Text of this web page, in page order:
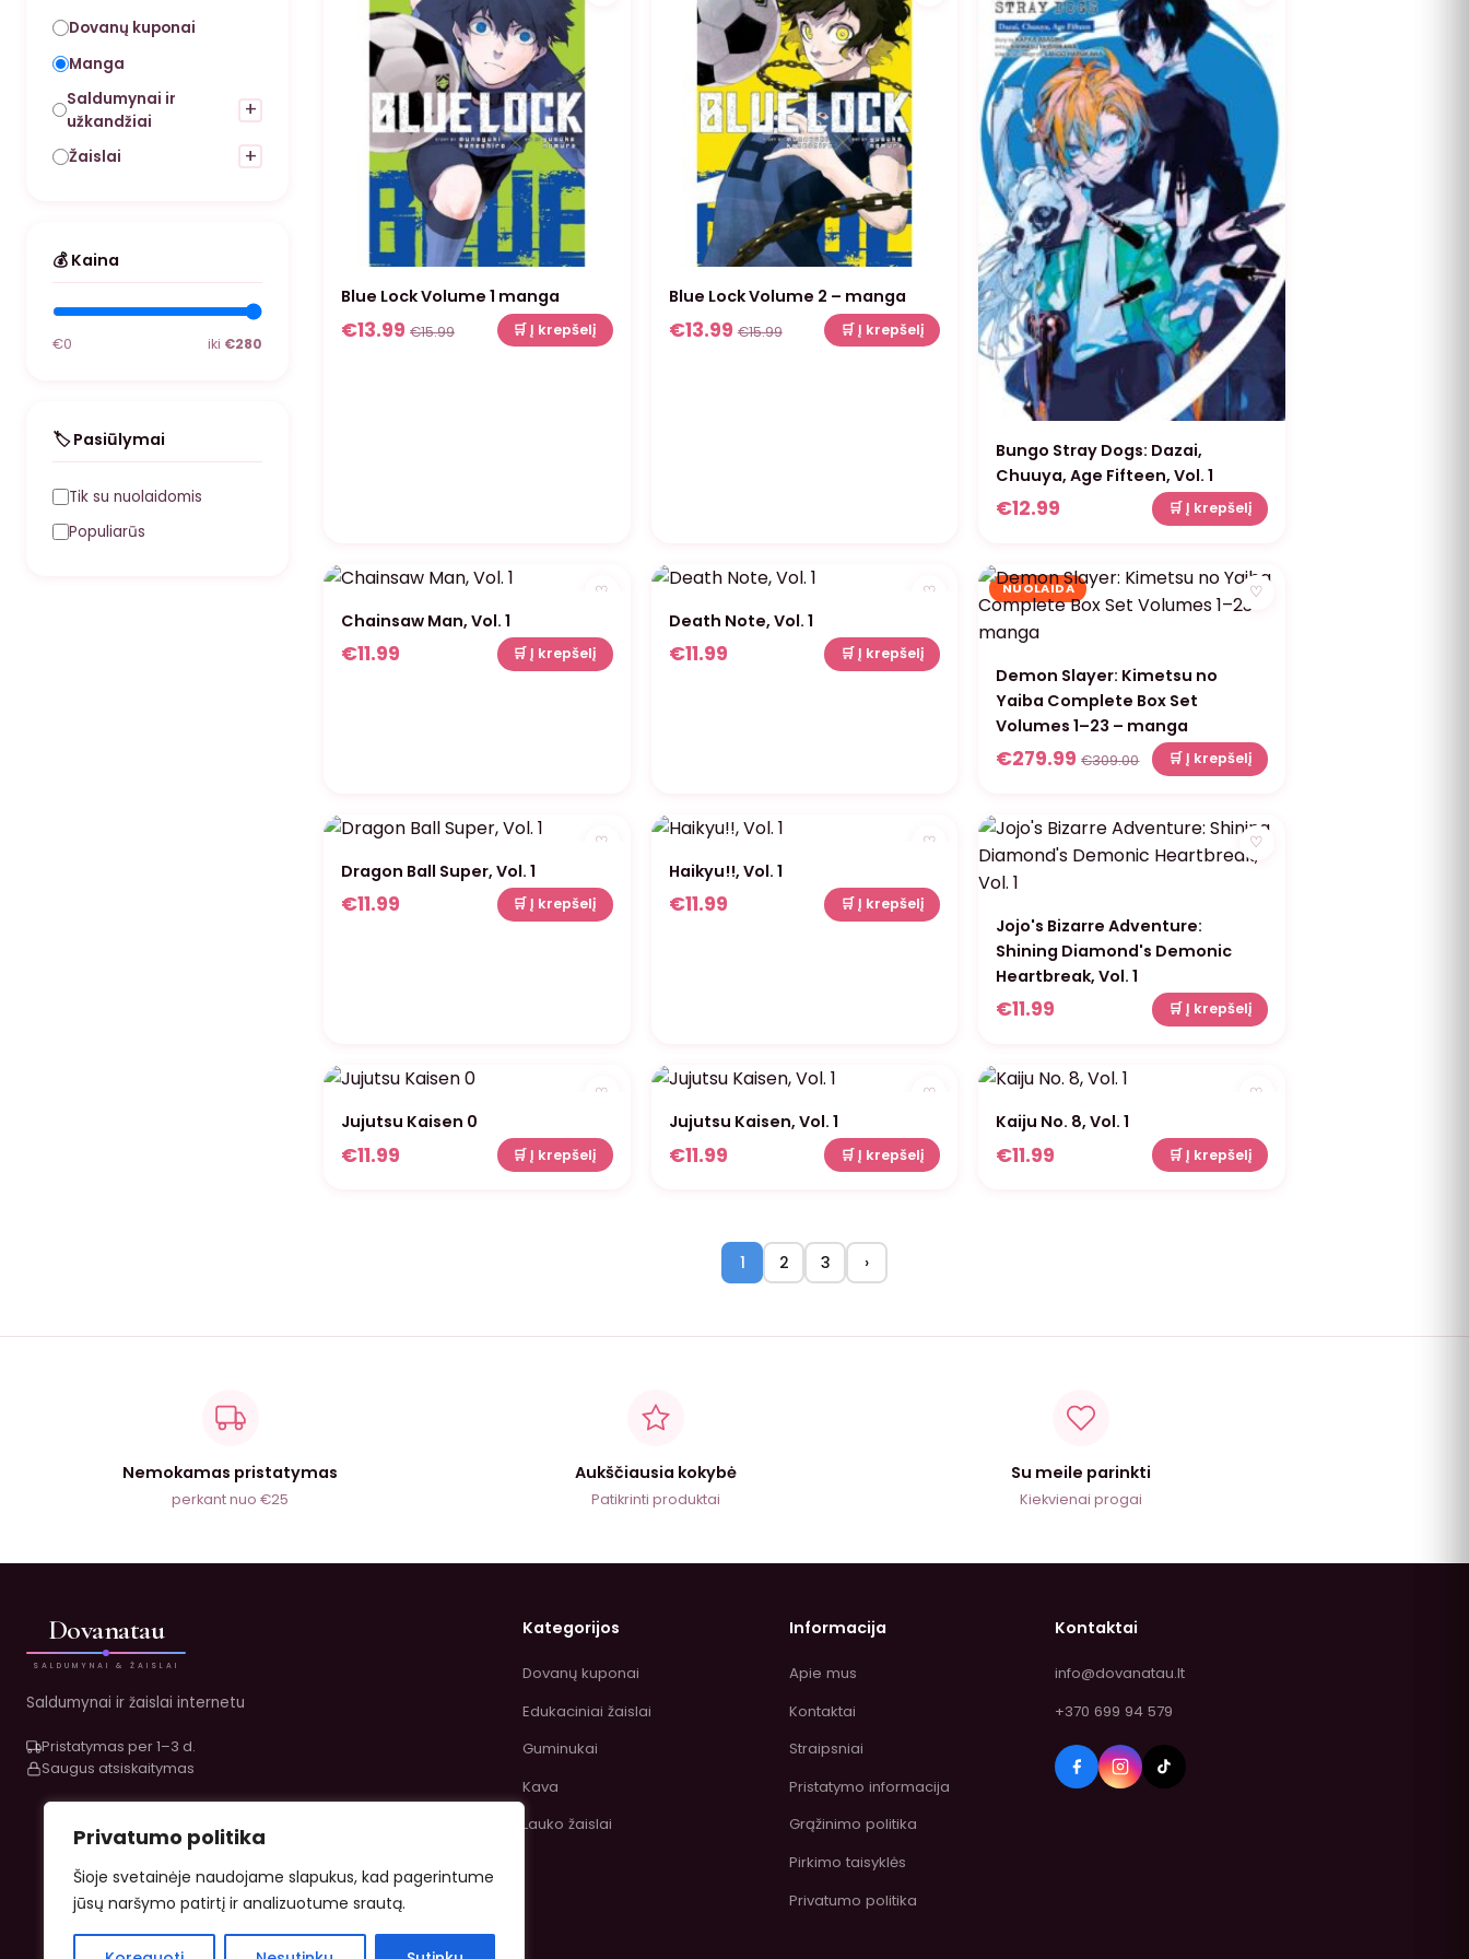
Privatumo politika
Šioje svetainėje naudojame slapukus, kad pagerintume
jūsų naršymo patirtį ir analizuotume srautą.
Dovanų kuponai
Manga
Saldumynai ir
užkandžiai
+
Žaislai +
💰 Kaina
€0 iki €280
🏷️ Pasiūlymai
Tik su nuolaidomis
Populiarūs
Blue Lock Volume 1 manga
€13.99 €15.99 🛒 Į krepšelį
Blue Lock Volume 2 – manga
€13.99 €15.99 🛒 Į krepšelį
Bungo Stray Dogs: Dazai,
Chuuya, Age Fifteen, Vol. 1
€12.99 🛒 Į krepšelį
♡
Chainsaw Man, Vol. 1
€11.99 🛒 Į krepšelį
♡
Death Note, Vol. 1
€11.99 🛒 Į krepšelį
NUOLAIDA ♡
Demon Slayer: Kimetsu no
Yaiba Complete Box Set
Volumes 1–23 – manga
€279.99 €309.00 🛒 Į krepšelį
♡
Dragon Ball Super, Vol. 1
€11.99 🛒 Į krepšelį
♡
Haikyu!!, Vol. 1
€11.99 🛒 Į krepšelį
♡
Jojo's Bizarre Adventure:
Shining Diamond's Demonic
Heartbreak, Vol. 1
€11.99 🛒 Į krepšelį
♡
Jujutsu Kaisen 0
€11.99 🛒 Į krepšelį
♡
Jujutsu Kaisen, Vol. 1
€11.99 🛒 Į krepšelį
♡
Kaiju No. 8, Vol. 1
€11.99 🛒 Į krepšelį
1 2 3 ›
Nemokamas pristatymas
perkant nuo €25
Aukščiausia kokybė
Patikrinti produktai
Su meile parinkti
Kiekvienai progai
Dovanatau
SALDUMYNAI & ŽAISLAI
Saldumynai ir žaislai internetu
Pristatymas per 1–3 d.
Saugus atsiskaitymas
Kategorijos
Dovanų kuponai
Edukaciniai žaislai
Guminukai
Kava
Lauko žaislai
Informacija
Apie mus
Kontaktai
Straipsniai
Pristatymo informacija
Grąžinimo politika
Pirkimo taisyklės
Privatumo politika
Kontaktai
info@dovanatau.lt
+370 699 94 579